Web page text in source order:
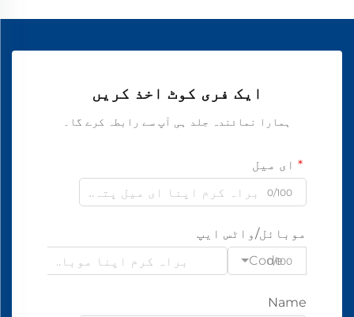
ایک فری کوٹ اخذ کریں
ہمارا نمائندہ جلد ہی آپ سے رابطہ کرے گا۔
ای میل
0/100
موبائل/واٹس ایپ
Code
0/100
Name